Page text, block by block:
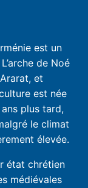
est un
de Noé
et
est née
plus tard,
le climat
élevée.
état chrétien
médiévales